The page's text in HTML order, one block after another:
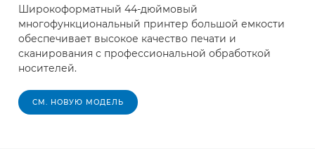
Широкоформатный 44-дюймовый
многофункциональный принтер большой емкости
обеспечивает высокое качество печати и
сканирования с профессиональной обработкой
носителей.
СМ. НОВУЮ МОДЕЛЬ